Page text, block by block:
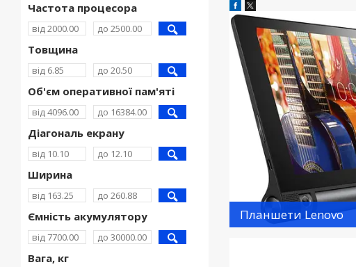
Планшети Lenovo
Частота процесора
Товщина
Об'єм оперативної пам'яті
Діагональ екрану
Ширина
Ємність акумулятору
Вага, кг